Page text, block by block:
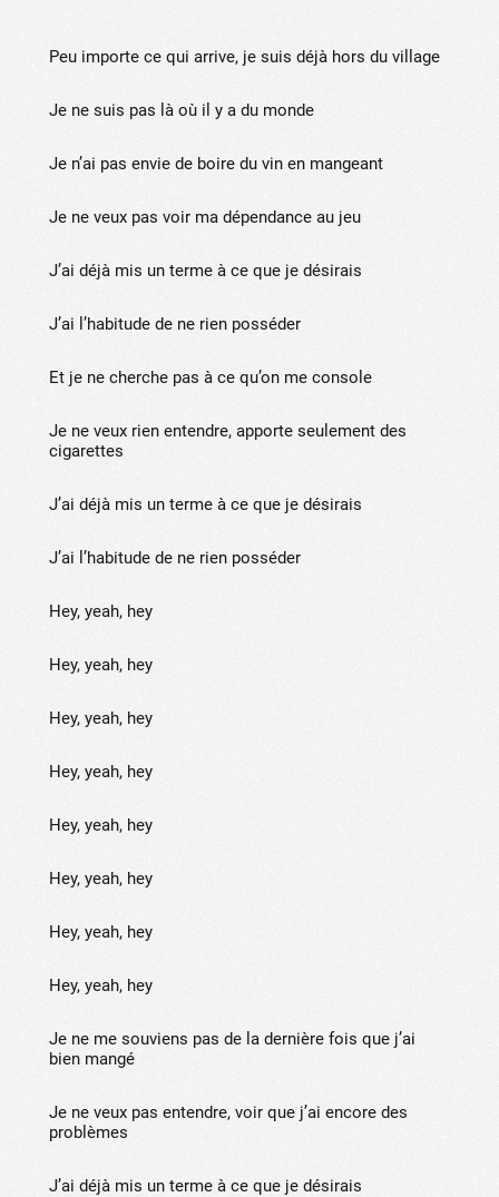
Peu importe ce qui arrive, je suis déjà hors du village
Je ne suis pas là où il y a du monde
Je n’ai pas envie de boire du vin en mangeant
Je ne veux pas voir ma dépendance au jeu
J’ai déjà mis un terme à ce que je désirais
J’ai l’habitude de ne rien posséder
Et je ne cherche pas à ce qu’on me console
Je ne veux rien entendre, apporte seulement des
cigarettes
J’ai déjà mis un terme à ce que je désirais
J’ai l’habitude de ne rien posséder
Hey, yeah, hey
Hey, yeah, hey
Hey, yeah, hey
Hey, yeah, hey
Hey, yeah, hey
Hey, yeah, hey
Hey, yeah, hey
Hey, yeah, hey
Je ne me souviens pas de la dernière fois que j’ai
bien mangé
Je ne veux pas entendre, voir que j’ai encore des
problèmes
J’ai déjà mis un terme à ce que je désirais